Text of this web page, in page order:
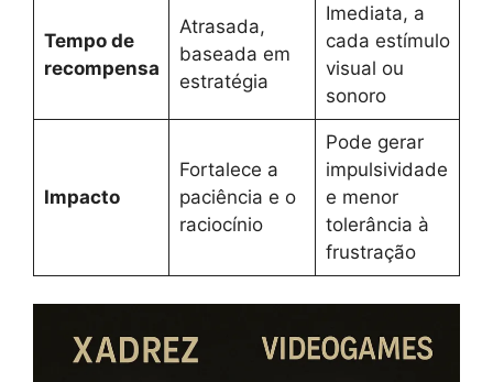
Tempo de
recompensa
Atrasada,
baseada em
estratégia
Imediata, a
cada estímulo
visual ou
sonoro
Impacto
Fortalece a
paciência e o
raciocínio
Pode gerar
impulsividade
e menor
tolerância à
frustração